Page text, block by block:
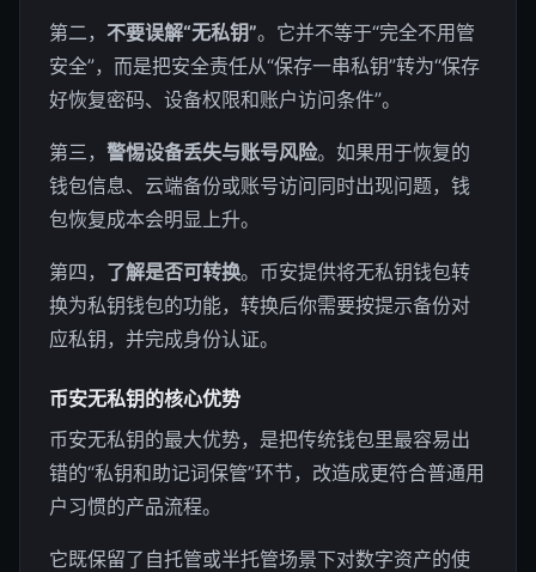
第二， 不要误解“无私钥”。它并不等于“完全不用管
安全”，而是把安全责任从“保存一串私钥”转为“保存
好恢复密码、设备权限和账户访问条件”。
第三， 警惕设备丢失与账号风险。如果用于恢复的
钱包信息、云端备份或账号访问同时出现问题，钱
包恢复成本会明显上升。
第四， 了解是否可转换。币安提供将无私钥钱包转
换为私钥钱包的功能，转换后你需要按提示备份对
应私钥，并完成身份认证。
币安无私钥的核心优势
币安无私钥的最大优势，是把传统钱包里最容易出
错的“私钥和助记词保管”环节，改造成更符合普通用
户习惯的产品流程。
它既保留了自托管或半托管场景下对数字资产的使